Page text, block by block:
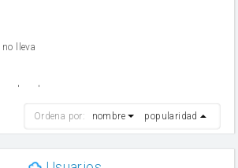
no lleva
levadura
Ordena por: nombre popularidad